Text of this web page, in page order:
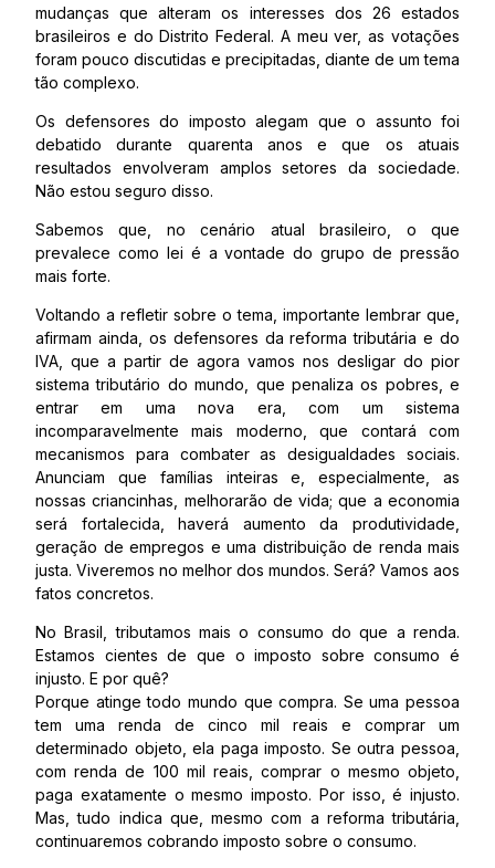
mudanças que alteram os interesses dos 26 estados
brasileiros e do Distrito Federal. A meu ver, as votações
foram pouco discutidas e precipitadas, diante de um tema
tão complexo.
Os defensores do imposto alegam que o assunto foi
debatido durante quarenta anos e que os atuais
resultados envolveram amplos setores da sociedade.
Não estou seguro disso.
Sabemos que, no cenário atual brasileiro, o que
prevalece como lei é a vontade do grupo de pressão
mais forte.
Voltando a refletir sobre o tema, importante lembrar que,
afirmam ainda, os defensores da reforma tributária e do
IVA, que a partir de agora vamos nos desligar do pior
sistema tributário do mundo, que penaliza os pobres, e
entrar em uma nova era, com um sistema
incomparavelmente mais moderno, que contará com
mecanismos para combater as desigualdades sociais.
Anunciam que famílias inteiras e, especialmente, as
nossas criancinhas, melhorarão de vida; que a economia
será fortalecida, haverá aumento da produtividade,
geração de empregos e uma distribuição de renda mais
justa. Viveremos no melhor dos mundos. Será? Vamos aos
fatos concretos.
No Brasil, tributamos mais o consumo do que a renda.
Estamos cientes de que o imposto sobre consumo é
injusto. E por quê?
Porque atinge todo mundo que compra. Se uma pessoa
tem uma renda de cinco mil reais e comprar um
determinado objeto, ela paga imposto. Se outra pessoa,
com renda de 100 mil reais, comprar o mesmo objeto,
paga exatamente o mesmo imposto. Por isso, é injusto.
Mas, tudo indica que, mesmo com a reforma tributária,
continuaremos cobrando imposto sobre o consumo.